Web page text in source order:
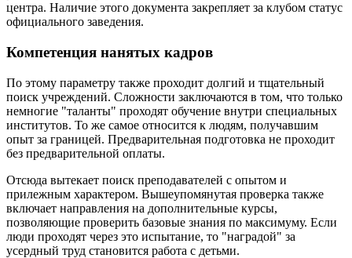
центра. Наличие этого документа закрепляет за клубом статус
официального заведения.
Компетенция нанятых кадров
По этому параметру также проходит долгий и тщательный
поиск учреждений. Сложности заключаются в том, что только
немногие "таланты" проходят обучение внутри специальных
институтов. То же самое относится к людям, получавшим
опыт за границей. Предварительная подготовка не проходит
без предварительной оплаты.
Отсюда вытекает поиск преподавателей с опытом и
прилежным характером. Вышеупомянутая проверка также
включает направления на дополнительные курсы,
позволяющие проверить базовые знания по максимуму. Если
люди проходят через это испытание, то "наградой" за
усердный труд становится работа с детьми.